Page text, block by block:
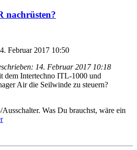
nachrüsten?
Februar 2017 10:50
14. Februar 2017 10:18
dem Intertechno ITL-1000 und
Air die Seilwinde zu steuern?
Was Du brauchst, wäre ein